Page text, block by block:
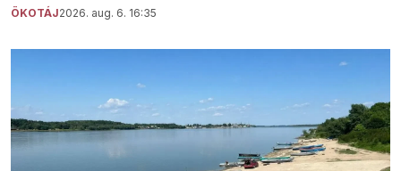
ÖKOTÁJ2026. aug. 6. 16:35